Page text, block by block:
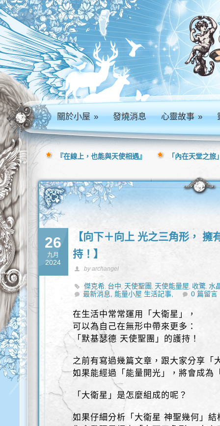
關於小屋» 發燒消息 心靈故事»
26
九月
2024
【向下＋向上 光之三角形， 擁
持！】
by archangel
傑克希, 台中, 天使聖團, 天使能量屋, 收驚,水
身心靈
最新消息, 能量小屋 生活記事, 0 篇留言
在生活中常常運用「大衛星」，
可以為自己在無形中帶來更多：
「默基瑟德 天使聖團」的護持！
之前有寫過幾篇文章，跟大家分享「
如果能經過「能量開光」，將會成為
「大衛星」是怎麼組成的呢？
如果仔細分析「大衛星 神聖幾何」結
『在線上，也能與天使相遇』 「內在天堂之